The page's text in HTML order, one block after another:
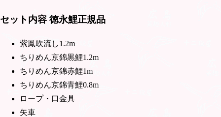
セット内容 徳永鯉正規品
紫鳳吹流し1.2m
ちりめん京錦黒鯉1.2m
ちりめん京錦赤鯉1m
ちりめん京錦青鯉0.8m
ロープ・口金具
矢車